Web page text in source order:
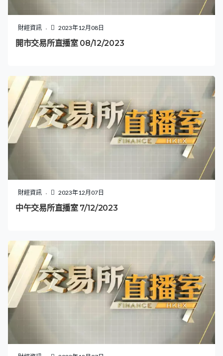
財經資訊 2023年12月08日
開市交易所直播室 08/12/2023
財經資訊 2023年12月07日
中午交易所直播室 7/12/2023